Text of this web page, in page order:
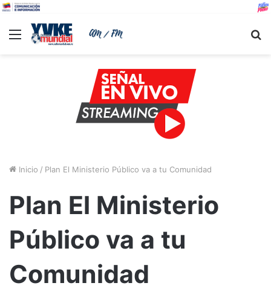
Menu
Inicio / Plan El Ministerio Público va a tu Comunidad
Plan El Ministerio
Público va a tu
Comunidad